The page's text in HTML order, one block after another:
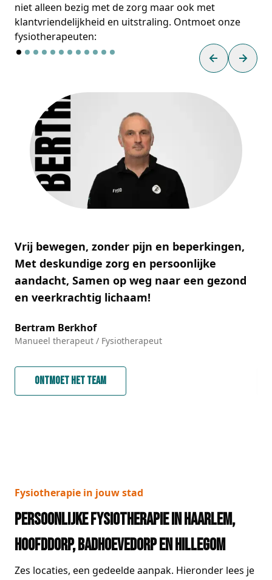
niet alleen bezig met de zorg maar ook met
klantvriendelijkheid en uitstraling. Ontmoet onze
fysiotherapeuten:
Vrij bewegen, zonder pijn en beperkingen,
Met deskundige zorg en persoonlijke
aandacht, Samen op weg naar een gezond
en veerkrachtig lichaam!
Bertram Berkhof
Manueel therapeut / Fysiotherapeut
Ontmoet het team
PreviousNext
Fysiotherapie in jouw stad
Persoonlijke fysiotherapie in Haarlem,
Hoofddorp, Badhoevedorp en Hillegom
Zes locaties, een gedeelde aanpak. Hieronder lees je